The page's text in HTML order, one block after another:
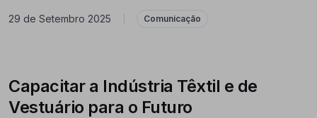
29 de Setembro 2025 Comunicação
Capacitar a Indústria Têxtil e de
Vestuário para o Futuro